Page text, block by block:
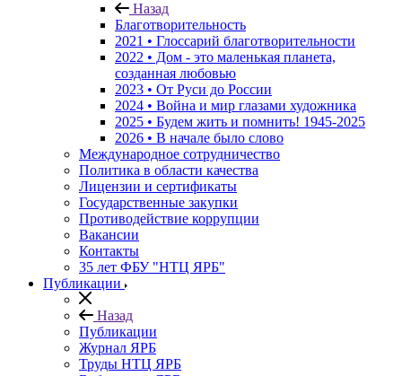
Назад
Благотворительность
2021 • Глоссарий благотворительности
2022 • Дом - это маленькая планета,
созданная любовью
2023 • От Руси до России
2024 • Война и мир глазами художника
2025 • Будем жить и помнить! 1945-2025
2026 • В начале было слово
Международное сотрудничество
Политика в области качества
Лицензии и сертификаты
Государственные закупки
Противодействие коррупции
Вакансии
Контакты
35 лет ФБУ "НТЦ ЯРБ"
Публикации
Назад
Публикации
Журнал ЯРБ
Труды НТЦ ЯРБ